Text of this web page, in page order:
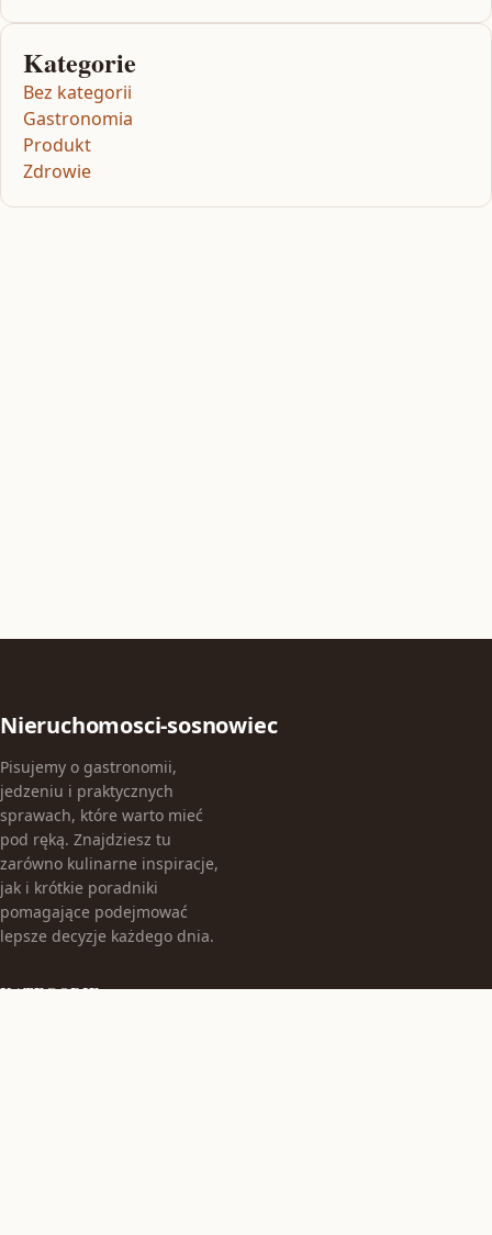
Kategorie
Bez kategorii
Gastronomia
Produkt
Zdrowie
Nieruchomosci-sosnowiec
Pisujemy o gastronomii,
jedzeniu i praktycznych
sprawach, które warto mieć
pod ręką. Znajdziesz tu
zarówno kulinarne inspiracje,
jak i krótkie poradniki
pomagające podejmować
lepsze decyzje każdego dnia.
KATEGORIE